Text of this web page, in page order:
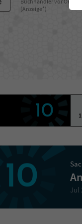
(Anzeige*)
10
1
10 Jul